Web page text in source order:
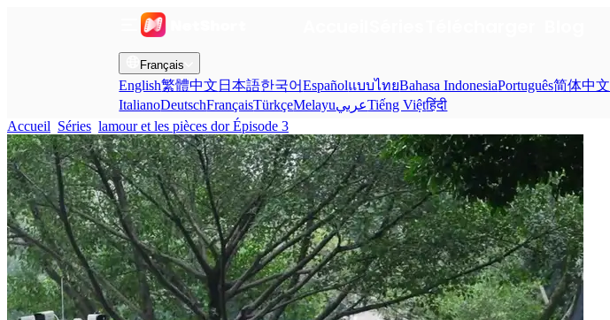
Français
English繁體中文 日本語한국어EspañolแบบไทยBahasa IndonesiaPortuguês简体中文
ItalianoDeutschFrançaisTürkçeMelayuعربيTiếng Việtहिंदी
Accueil Séries lamour et les pièces dor Épisode 3